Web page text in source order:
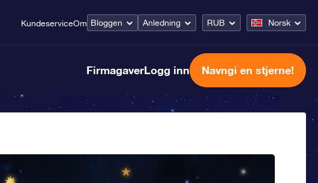
KundeserviceOm Bloggen Anledning RUB Norsk
FirmagaverLogg inn Navngi en stjerne!